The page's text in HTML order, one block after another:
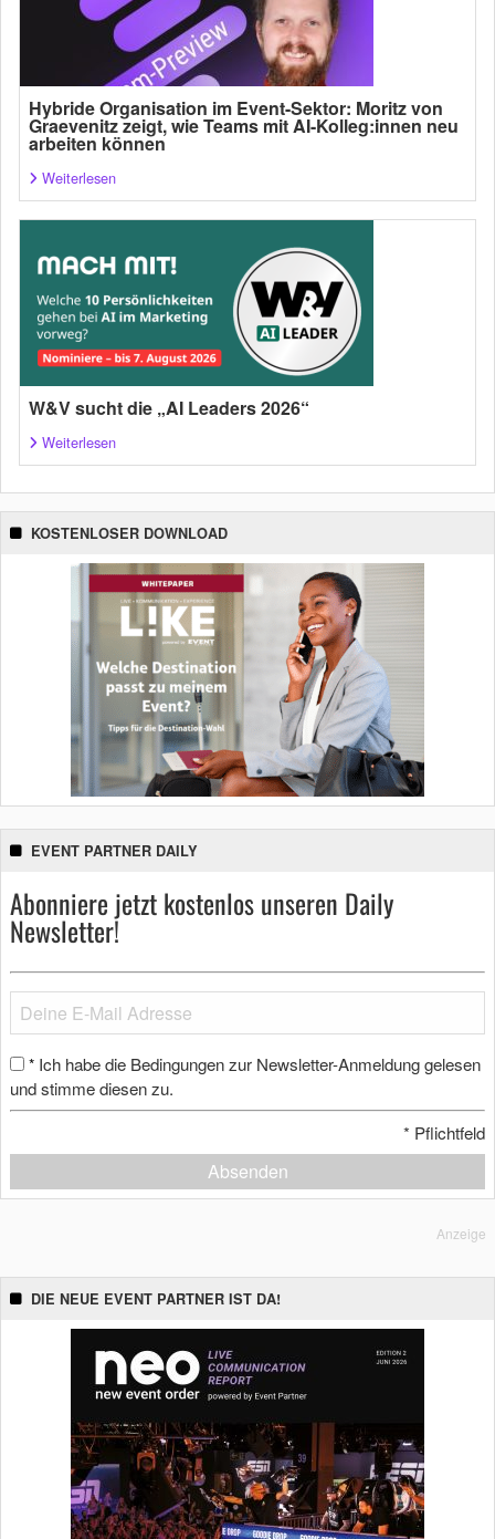
Hybride Organisation im Event-Sektor: Moritz von
Graevenitz zeigt, wie Teams mit AI-Kolleg:innen neu
arbeiten können
Weiterlesen
W&V sucht die „AI Leaders 2026“
Weiterlesen
KOSTENLOSER DOWNLOAD
EVENT PARTNER DAILY
Abonniere jetzt kostenlos unseren Daily
Newsletter!
* Ich habe die Bedingungen zur Newsletter-Anmeldung gelesen
und stimme diesen zu.
* Pflichtfeld
Absenden
Anzeige
DIE NEUE EVENT PARTNER IST DA!